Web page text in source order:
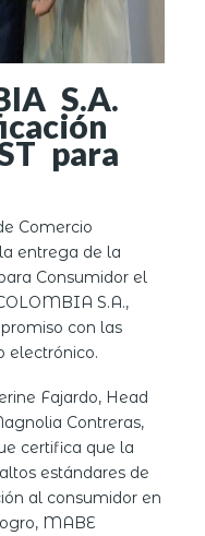
S.A.
para
Comercio
entrega de la
Consumidor el
S.A.,
con las
electrónico.
Fajardo, Head
Contreras,
certifica que la
estándares de
al consumidor en
MABE